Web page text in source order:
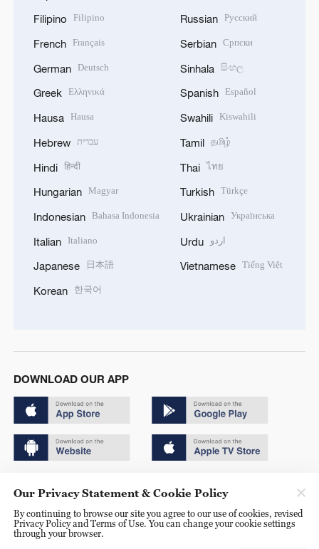
Filipino Filipino
French Français
German Deutsch
Greek Ελληνικά
Hausa Hausa
Hebrew עברית
Hindi हिन्दी
Hungarian Magyar
Indonesian Bahasa Indonesia
Italian Italiano
Japanese 日本語
Korean 한국어
Russian Русский
Serbian Српски
Sinhala සිංහල
Spanish Español
Swahili Kiswahili
Tamil தமிழ்
Thai ไทย
Turkish Türkçe
Ukrainian Українська
Urdu اردو
Vietnamese Tiếng Việt
DOWNLOAD OUR APP
京ICP备20000184号
京公网安备 11010502050052号
Our Privacy Statement & Cookie Policy
By continuing to browse our site you agree to our use of cookies, revised
Privacy Policy and Terms of Use. You can change your cookie settings
through your browser.